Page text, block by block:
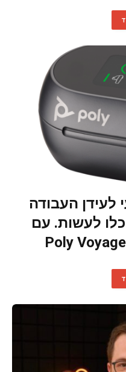
לעידן העבודה
לעשות. עם